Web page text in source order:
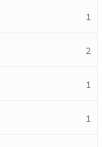
1
2
1
1